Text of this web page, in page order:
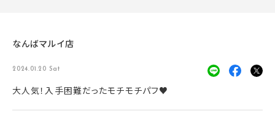
なんばマルイ店
2024.01.20 Sat
大人気！入手困難だったモチモチパフ♥